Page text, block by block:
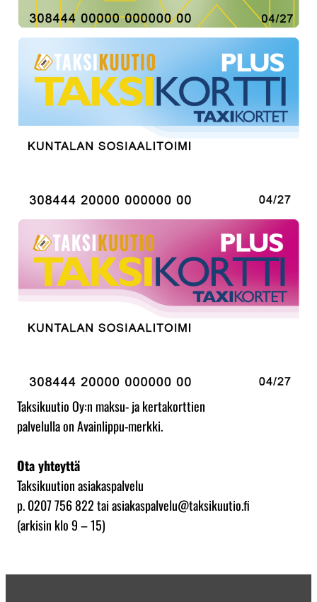
Taksikuutio Oy:n maksu- ja kertakorttien
palvelulla on Avainlippu-merkki.
Ota yhteyttä
Taksikuution asiakaspalvelu
p. 0207 756 822 tai asiakaspalvelu@taksikuutio.fi
(arkisin klo 9 – 15)